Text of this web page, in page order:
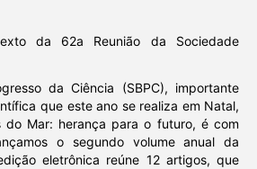
da 62a Reunião da Sociedade
da Ciência (SBPC), importante
que este ano se realiza em Natal,
do Mar: herança para o futuro, é com
o segundo volume anual da
eletrônica reúne 12 artigos, que